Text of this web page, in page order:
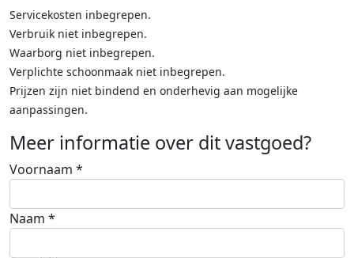
Servicekosten inbegrepen.
Verbruik niet inbegrepen.
Waarborg niet inbegrepen.
Verplichte schoonmaak niet inbegrepen.
Prijzen zijn niet bindend en onderhevig aan mogelijke
aanpassingen.
Meer informatie over dit vastgoed?
Voornaam *
Naam *